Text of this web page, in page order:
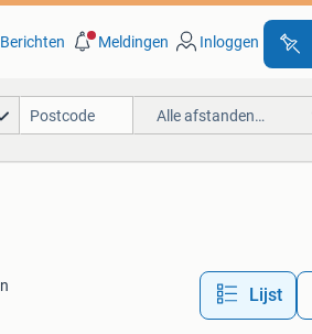
Berichten Meldingen Inloggen
Alle afstanden…
Lijst